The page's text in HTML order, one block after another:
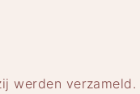
werden verzameld.